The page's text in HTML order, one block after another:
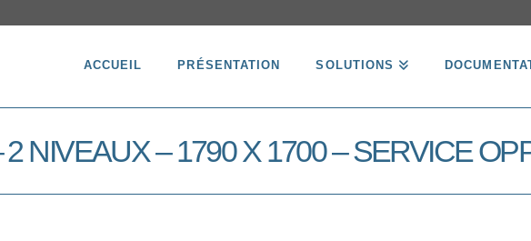
ACCUEIL PRÉSENTATION SOLUTIONS
NIVEAUX – 1790 X 1700 – SERVICE